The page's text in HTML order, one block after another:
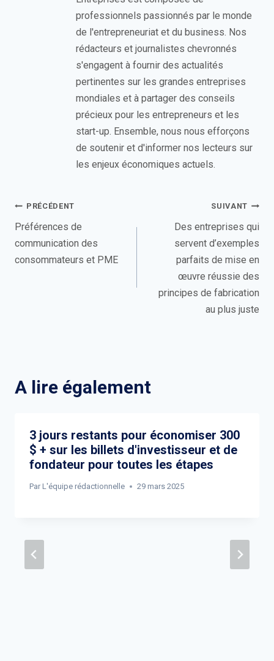
professionnels passionnés par le monde
de l'entrepreneuriat et du business. Nos
rédacteurs et journalistes chevronnés
s'engagent à fournir des actualités
pertinentes sur les grandes entreprises
mondiales et à partager des conseils
précieux pour les entrepreneurs et les
start-up. Ensemble, nous nous efforçons
de soutenir et d'informer nos lecteurs sur
les enjeux économiques actuels.
Navigation
de
l’article
PRÉCÉDENT
Préférences de
communication des
consommateurs et PME
SUIVANT
Des entreprises qui
servent d’exemples
parfaits de mise en
œuvre réussie des
principes de fabrication
au plus juste
A lire également
3 jours restants pour économiser 300
$ + sur les billets d'investisseur et de
fondateur pour toutes les étapes
Par L'équipe rédactionnelle 29 mars 2025